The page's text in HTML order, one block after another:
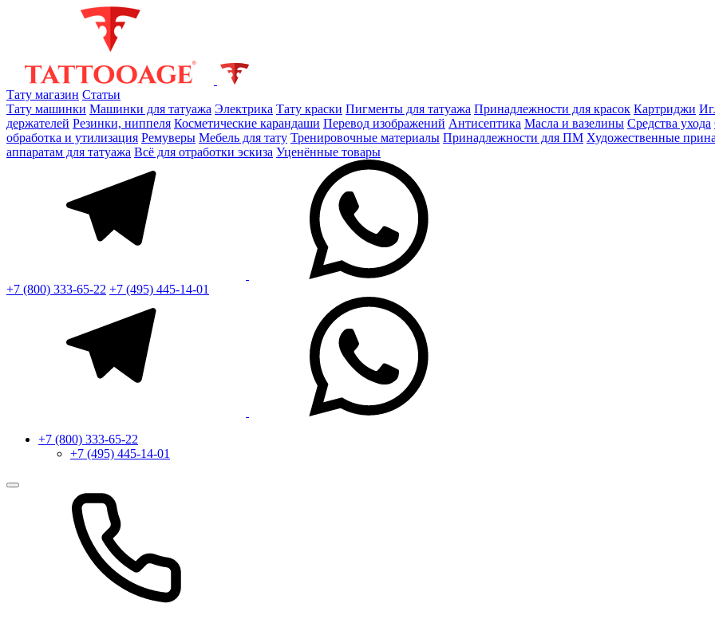
Тату магазин Статьи
Тату машинки Машинки для татуажа Электрика Тату краски Пигменты для татуажа Принадлежности для красок Картриджи
держателей Резинки, ниппеля Косметические карандаши Перевод изображений Антисептика Масла и вазелины Средства ухода
обработка и утилизация Ремуверы Мебель для тату Тренировочные материалы Принадлежности для ПМ Художественные
аппаратам для татуажа Всё для отработки эскиза Уценённые товары
+7 (800) 333-65-22 +7 (495) 445-14-01
+7 (800) 333-65-22
+7 (495) 445-14-01